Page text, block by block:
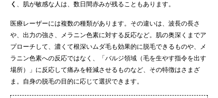
く 、肌が敏感な人は、数日間赤みが残ることもあります。
医療レーザーには複数の種類があります。その違いは、波長の長さ
や、出力の強さ、メラニン色素に対する反応など。肌の奥深くまでア
プローチして、濃くて根深いムダ毛も効果的に脱毛できるものや、メ
ラニン色素への反応ではなく、「バルジ領域（毛を生やす指令を出す
場所）」に反応して痛みを軽減させるものなど、その特徴はさまざ
ま。自身の脱毛の目的に応じて選択できます。